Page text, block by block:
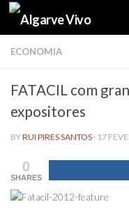
Skip to content
ECONOMIA
FATACIL com
expositores
BYRUI PIRES SANTOS · 17
0
SHARES